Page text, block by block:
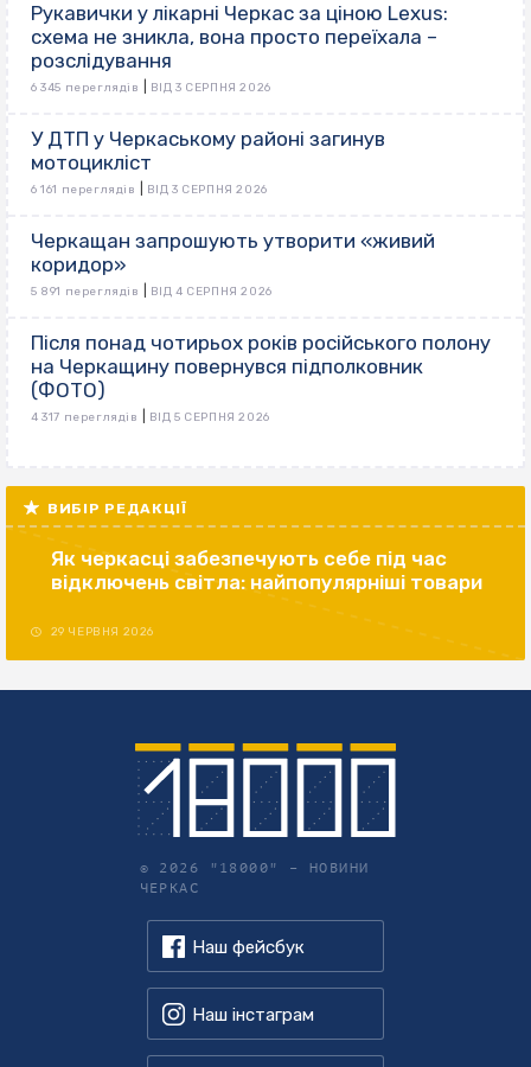
Рукавички у лікарні Черкас за ціною Lexus:
схема не зникла, вона просто переїхала –
розслідування
6 345 переглядів ВІД 3 СЕРПНЯ 2026
У ДТП у Черкаському районі загинув
мотоцикліст
6 161 переглядів ВІД 3 СЕРПНЯ 2026
Черкащан запрошують утворити «живий
коридор»
5 891 переглядів ВІД 4 СЕРПНЯ 2026
Після понад чотирьох років російського полону
на Черкащину повернувся підполковник
(ФОТО)
4 317 переглядів ВІД 5 СЕРПНЯ 2026
ВИБІР РЕДАКЦІЇ
Як черкасці забезпечують себе під час
відключень світла: найпопулярніші товари
29 ЧЕРВНЯ 2026
© 2026 "18000" – НОВИНИ
ЧЕРКАС
Наш фейсбук
Наш інстаграм